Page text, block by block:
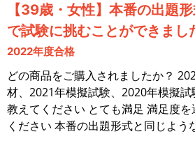
【39歳・女性】本番の出題
で試験に挑むことができまし
2022年度合格
どの商品をご購入されましたか？
材、2021年模擬試験、2020年模擬
教えてください とても満足 満足度
ください 本番の出題形式と同じよう